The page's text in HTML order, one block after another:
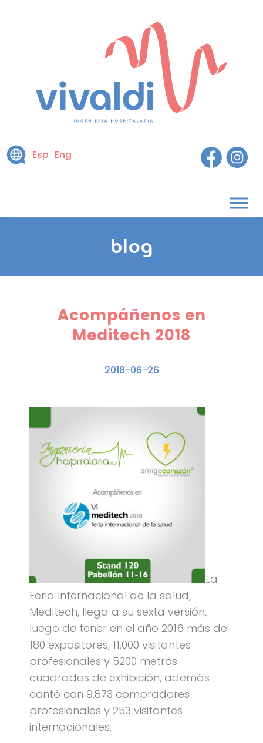
Esp Eng
blog
Acompáñenos en
Meditech 2018
2018-06-26
La
Feria Internacional de la salud,
Meditech, llega a su sexta versión,
luego de tener en el año 2016 más de
180 expositores, 11.000 visitantes
profesionales y 5200 metros
cuadrados de exhibición, además
contó con 9.873 compradores
profesionales y 253 visitantes
internacionales.